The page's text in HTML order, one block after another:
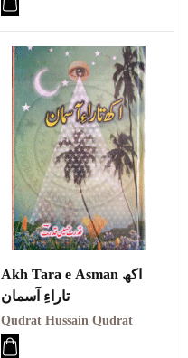
Akh Tara e Asman اکھ
تاراءِ آسمان
Qudrat Hussain Qudrat